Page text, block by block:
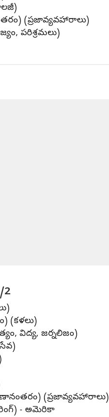
(ప్రజావ్యవహారాలు)
పరిశ్రమలు)
2
(కళలు)
విద్య, జర్నలిజం)
(ప్రజావ్యవహారాలు)
- అమెరికా